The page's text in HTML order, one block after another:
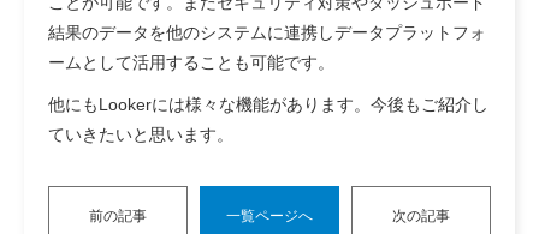
結果のデータを他のシステムに連携しデータプラットフォ
ームとして活用することも可能です。
他にもLookerには様々な機能があります。今後もご紹介し
ていきたいと思います。
前の記事 一覧ページへ 次の記事